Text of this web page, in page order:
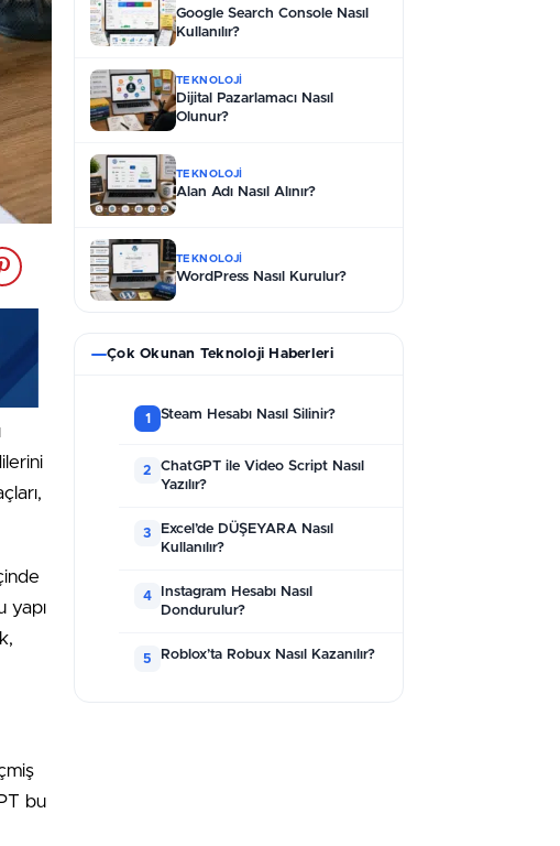
yapı
bu
Google Search Console Nasıl
Kullanılır?
TEKNOLOJI
⁠Dijital Pazarlamacı Nasıl
Olunur?
TEKNOLOJI
⁠Alan Adı Nasıl Alınır?
TEKNOLOJI
⁠WordPress Nasıl Kurulur?
Çok Okunan Teknoloji Haberleri
1 Steam Hesabı Nasıl Silinir?
2
ChatGPT ile Video Script Nasıl
Yazılır?
3
⁠⁠Excel’de DÜŞEYARA Nasıl
Kullanılır?
4
Instagram Hesabı Nasıl
Dondurulur?
5 Roblox’ta Robux Nasıl Kazanılır?